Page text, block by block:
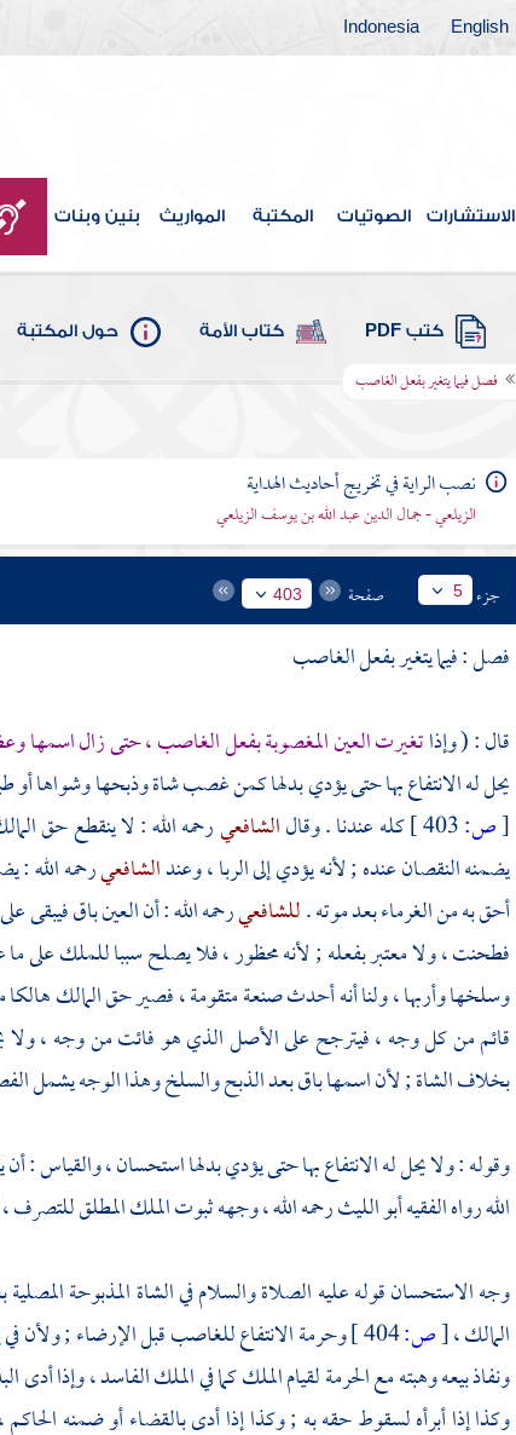
English
Indonesia
الاستشارات الصوتيات المكتبة المواريث بنين وبنات
كتب PDF كتاب الأمة حول المكتبة
فصل فيما يتغير بفعل الغاصب
نصب الراية في تخريج أحاديث الهداية
الزيلعي - جمال الدين عبد الله بن يوسف الزيلعي
جزء 5 صفحة 403
فصل : فيما يتغير بفعل الغاصب
قال : ( وإذاتغيرت العين المغصوبة بفعل الغاصب ، حتى زال اسمها
يحل له الانتفاع بها حتى يؤدي بدلها كمن غصب شاة وذبحها وشواها أو
[ص: كله عندنا . وقالالشافعيرحمه الله : لا ينقطع حق
يضمنه النقصان عنده ; لأنه يؤدي إلى الربا ، وعندالشافعيرحمه الله
أحق به من الغرماء بعد موته .للشافعيرحمه الله : أن العين باق فيبقى
فطحنت ، ولا معتبر بفعله ; لأنه محظور ، فلا يصلح سببا للملك على
وسلخها وأربها ، ولنا أنه أحدث صنعة متقومة ، فصير حق المالك
قائم من كل وجه ، فيترجح على الأصل الذي هو فائت من وجه ،
بخلاف الشاة ; لأن اسمها باق بعد الذبح والسلخ وهذا الوجه يشمل
وقوله : ولا يحل له الانتفاع بها حتى يؤدي بدلها استحسان ، والقياس :
الله رواه الفقيهأبو الليثرحمه الله ، وجهه ثبوت الملك المطلق للتصرف
وجه الاستحسان قوله عليه الصلاة والسلام في الشاة المذبوحة
المالك ،[ص:404 ]
وحرمة الانتفاع للغاصب قبل الإرضاء ; ولأن في
ونفاذ بيعه وهبته مع الحرمة لقيام الملك كما في الملك الفاسد ، وإذا
وكذا إذا أبرأه لسقوط حقه به ; وكذا إذا أدى بالقضاء أو ضمنه